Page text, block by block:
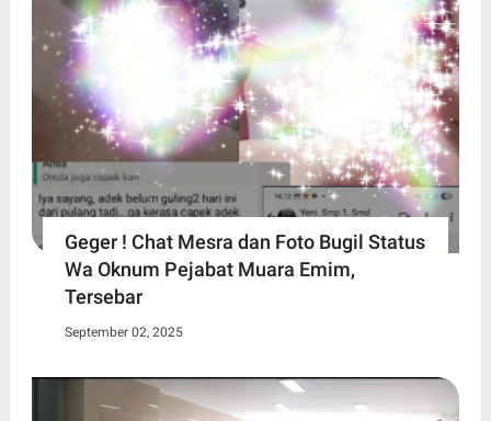
Geger ! Chat Mesra dan Foto Bugil Status
Wa Oknum Pejabat Muara Emim,
Tersebar
September 02, 2025